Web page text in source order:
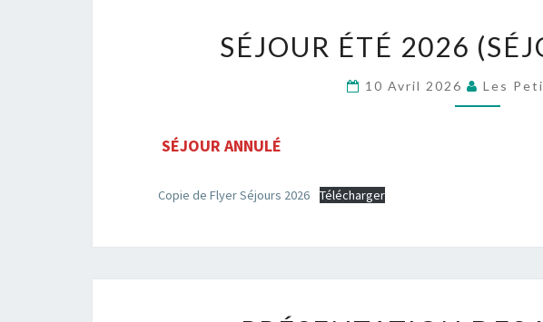
ÉTÉ
2026
(SÉJOUR
SÉJOUR ÉTÉ 2026
10 Avril 2026 Les
SÉJOUR ANNULÉ
Copie de Flyer Séjours 2026 Télécharger